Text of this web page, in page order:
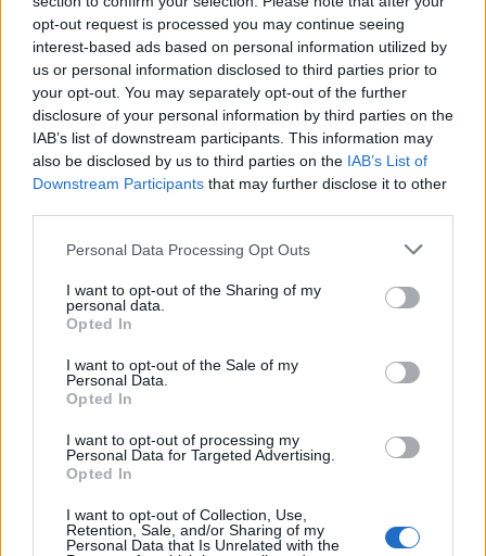
opt-out request is processed you may continue seeing
interest-based ads based on personal information utilized by
us or personal information disclosed to third parties prior to
your opt-out. You may separately opt-out of the further
disclosure of your personal information by third parties on the
IAB’s list of downstream participants. This information may
also be disclosed by us to third parties on the IAB’s List of
Downstream Participants that may further disclose it to other
Personal Data Processing Opt Outs
I want to opt-out of the Sharing of my
personal data.
Opted In
I want to opt-out of the Sale of my
Personal Data.
Opted In
I want to opt-out of processing my
Personal Data for Targeted Advertising.
Opted In
I want to opt-out of Collection, Use,
Retention, Sale, and/or Sharing of my
Personal Data that Is Unrelated with the
Αίτια και αντιμετώπιση της βίας σε
παιδιά και εφήβους
13 Ιανουαρίου 2026
ΣΧΕΤΙΚΑ ΑΡΘΡΑ